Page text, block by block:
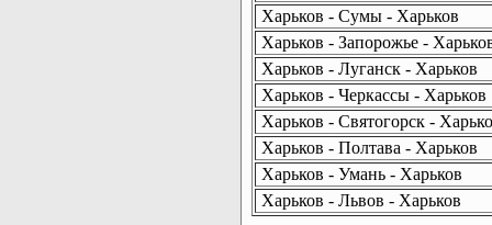
Харьков - Сумы - Харьков
Харьков - Запорожье -
Харьков - Луганск - Харьков
Харьков - Черкассы - Харьков
Харьков - Святогорск -
Харьков - Полтава - Харьков
Харьков - Умань - Харьков
Харьков - Львов - Харьков